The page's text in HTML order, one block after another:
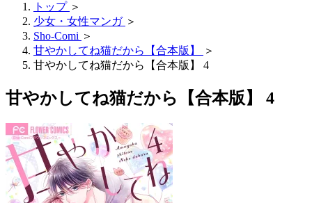
トップ ＞
少女・女性マンガ ＞
Sho-Comi ＞
甘やかしてね猫だから【合本版】
＞
甘やかしてね猫だから【合本版】 4
甘やかしてね猫だから【合本版】 4